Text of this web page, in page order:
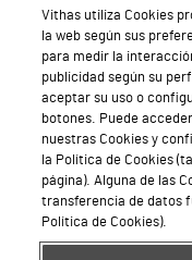
Política de
Vithas utiliza Cookies
la web según sus
para medir la
publicidad según su
aceptar su uso o
botones. Puede
nuestras Cookies y
la Política de Cookies
página). Alguna de las
transferencia de datos
Política de Cookies).